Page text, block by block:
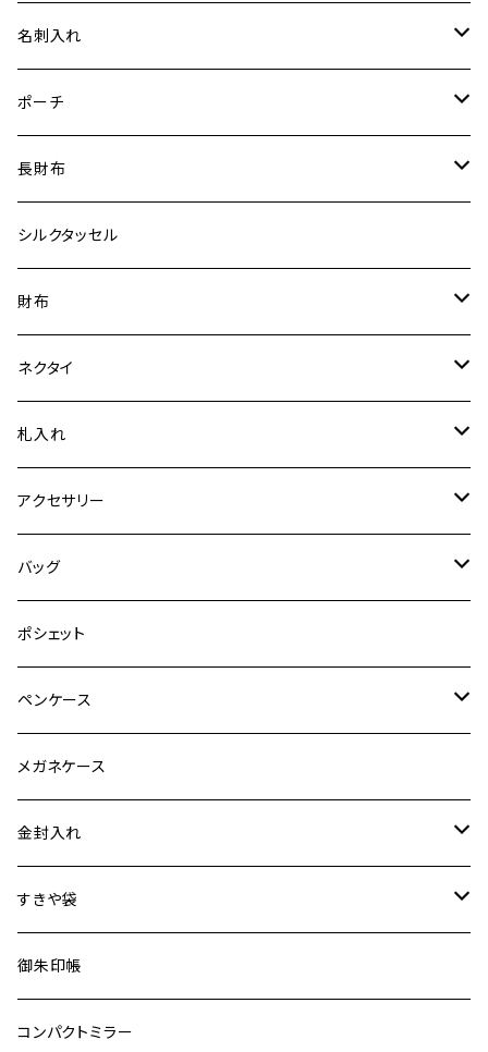
中
小
小物入
ポーチ
御朱印帳
ふくさ
オリジナルの紋様（企業様ロゴ等を用いて）でお仕立て。
特裂
普通裂
名刺入れ
特裂
普通裂
ポーチ
特裂
普通裂
長財布
特裂
普通裂
シルクタッセル
財布
特裂
普通裂
ネクタイ
特裂
普通裂
札入れ
特裂
普通裂
アクセサリー
ピアス
イヤリング
ブローチ
ネックレス
バッグ
手機
織機
ポシェット
ペンケース
特裂
普通裂
メガネケース
金封入れ
特裂
普通裂
すきや袋
特裂
普通裂
御朱印帳
コンパクトミラー